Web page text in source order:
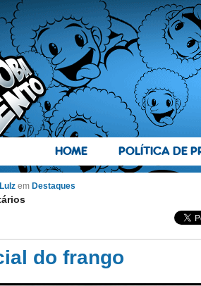
HOME POLÍTICA DE
em Destaques
do frango